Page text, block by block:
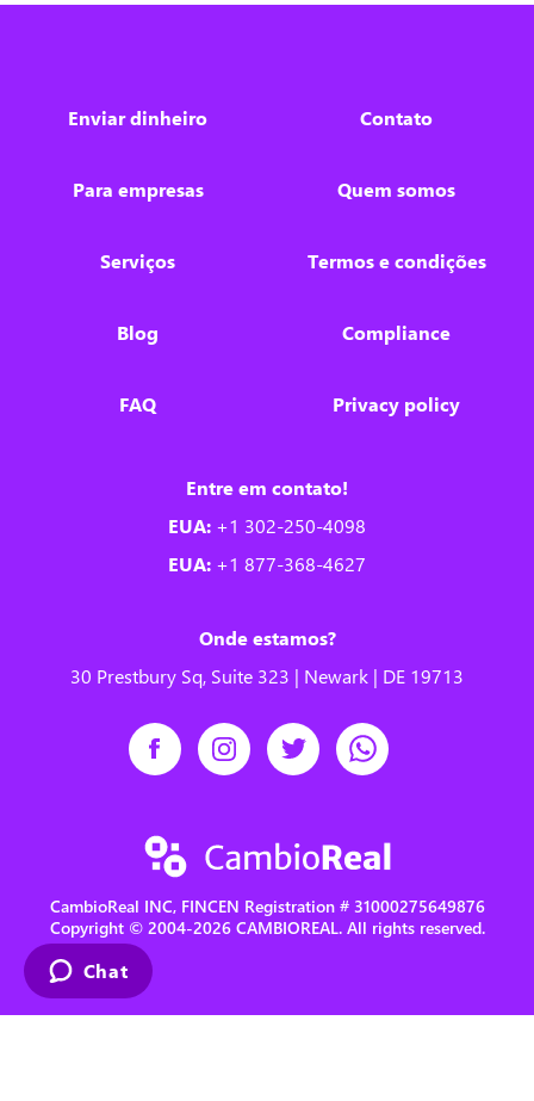
Enviar dinheiro
Para empresas
Serviços
Blog
FAQ
Contato
Quem somos
Termos e condições
Compliance
Privacy policy
Entre em contato!
EUA: +1 302-250-4098
EUA: +1 877-368-4627
Onde estamos?
30 Prestbury Sq, Suite 323 | Newark | DE 19713
CambioReal INC, FINCEN Registration # 31000275649876
Copyright © 2004-2026 CAMBIOREAL. All rights reserved.
Chat